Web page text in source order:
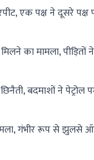
एक पक्ष ने दूसरे पक्ष
का मामला,
बदमाशों ने पेट्रोल
गंभीर रूप से झुलसे